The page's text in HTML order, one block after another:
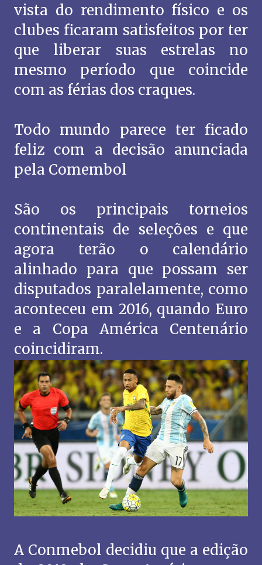
vista do rendimento físico e os
clubes ficaram satisfeitos por ter
que liberar suas estrelas no
mesmo período que coincide
com as férias dos craques.
Todo mundo parece ter ficado
feliz com a decisão anunciada
pela Comembol
São os principais torneios
continentais de seleções e que
agora terão o calendário
alinhado para que possam ser
disputados paralelamente, como
aconteceu em 2016, quando Euro
e a Copa América Centenário
coincidiram.
A Conmebol decidiu que a edição